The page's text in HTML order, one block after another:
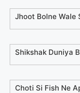
Jhoot Bolne Wale
Shikshak Duniya
Choti Si Fish Ne